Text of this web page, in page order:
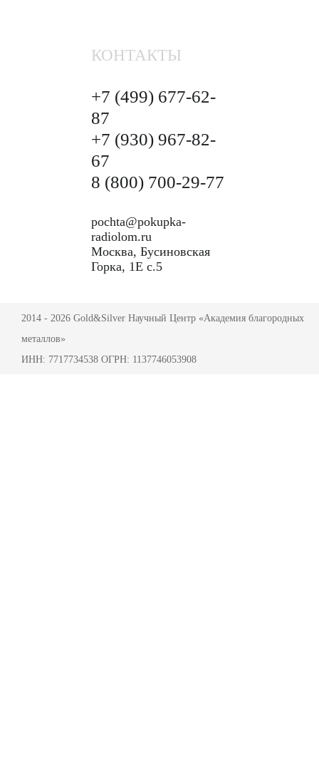
КОНТАКТЫ
+7 (499) 677-62-
87
+7 (930) 967-82-
67
8 (800) 700-29-77
pochta@pokupka-
radiolom.ru
Москва, Бусиновская
Горка, 1Е с.5
2014 - 2026 Gold&Silver Научный Центр «Академия благородных
металлов»
ИНН: 7717734538 ОГРН: 1137746053908